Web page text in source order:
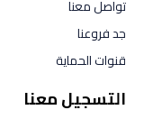
تواصل معنا
جد فروعنا
قنوات الحماية
التسجيل معنا